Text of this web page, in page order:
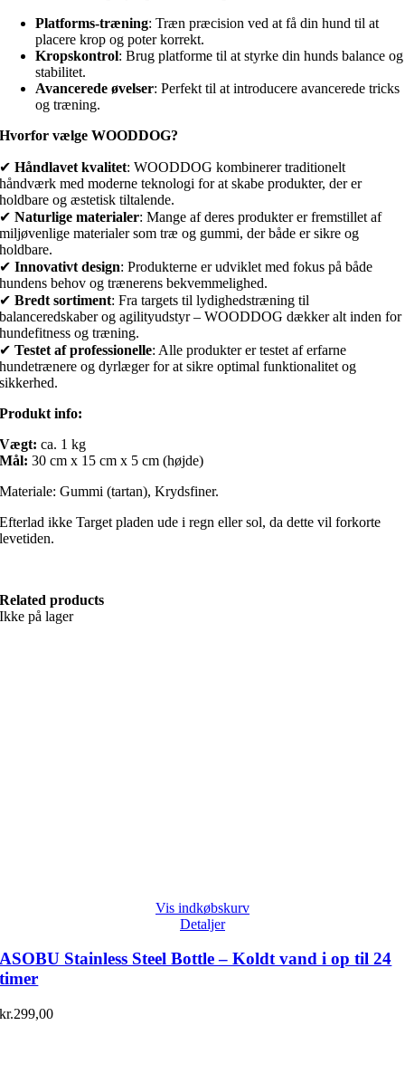
Platforms-træning: Træn præcision ved at få din hund til at
placere krop og poter korrekt.
Kropskontrol: Brug platforme til at styrke din hunds balance og
stabilitet.
Avancerede øvelser: Perfekt til at introducere avancerede tricks
og træning.
Hvorfor vælge WOODDOG?
✔Håndlavet kvalitet: WOODDOG kombinerer traditionelt
håndværk med moderne teknologi for at skabe produkter, der er
holdbare og æstetisk tiltalende.
✔Naturlige materialer: Mange af deres produkter er fremstillet af
miljøvenlige materialer som træ og gummi, der både er sikre og
holdbare.
✔Innovativt design: Produkterne er udviklet med fokus på både
hundens behov og trænerens bekvemmelighed.
✔Bredt sortiment: Fra targets til lydighedstræning til
balanceredskaber og agilityudstyr – WOODDOG dækker alt inden for
hundefitness og træning.
✔Testet af professionelle: Alle produkter er testet af erfarne
hundetrænere og dyrlæger for at sikre optimal funktionalitet og
sikkerhed.
Produkt info:
Vægt: ca. 1 kg
Mål: 30 cm x 15 cm x 5 cm (højde)
Materiale: Gummi (tartan), Krydsfiner.
Efterlad ikke Target pladen ude i regn eller sol, da dette vil forkorte
levetiden.
Related products
Ikke på lager
Vis indkøbskurv
Detaljer
ASOBU Stainless Steel Bottle – Koldt vand i op til 24
timer
kr.299,00